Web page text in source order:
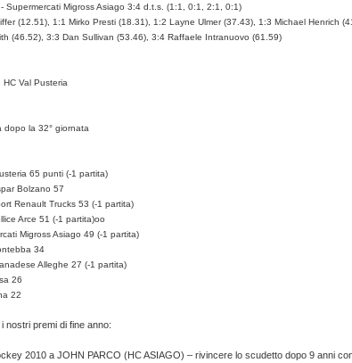
Supermercati Migross Asiago 3:4 d.t.s. (1:1, 0:1, 2:1, 0:1)
(12.51), 1:1 Mirko Presti (18.31), 1:2 Layne Ulmer (37.43), 1:3 Michael Henrich
(46.52), 3:3 Dan Sullivan (53.46), 3:4 Raffaele Intranuovo (61.59)
Val Pusteria
dopo la 32° giornata
65 punti (-1 partita)
Bolzano 57
Renault Trucks 53 (-1 partita)
Arce 51 (-1 partita)oo
Migross Asiago 49 (-1 partita)
34
Alleghe 27 (-1 partita)
26
22
i nostri premi di fine anno:
2010 a JOHN PARCO (HC ASIAGO) – rivincere lo scudetto dopo 9 anni